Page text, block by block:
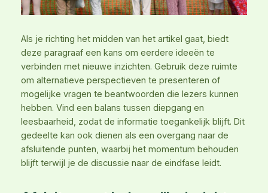
Als je richting het midden van het artikel gaat, biedt
deze paragraaf een kans om eerdere ideeën te
verbinden met nieuwe inzichten. Gebruik deze ruimte
om alternatieve perspectieven te presenteren of
mogelijke vragen te beantwoorden die lezers kunnen
hebben. Vind een balans tussen diepgang en
leesbaarheid, zodat de informatie toegankelijk blijft. Dit
gedeelte kan ook dienen als een overgang naar de
afsluitende punten, waarbij het momentum behouden
blijft terwijl je de discussie naar de eindfase leidt.